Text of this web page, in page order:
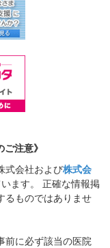
注意》
式会社および株式会
ます。 正確な情報掲
るものではありませ
前に必ず該当の医院